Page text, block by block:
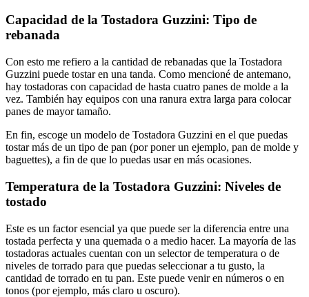
Capacidad de la Tostadora Guzzini: Tipo de
rebanada
Con esto me refiero a la cantidad de rebanadas que la Tostadora
Guzzini puede tostar en una tanda. Como mencioné de antemano,
hay tostadoras con capacidad de hasta cuatro panes de molde a la
vez. También hay equipos con una ranura extra larga para colocar
panes de mayor tamaño.
En fin, escoge un modelo de Tostadora Guzzini en el que puedas
tostar más de un tipo de pan (por poner un ejemplo, pan de molde y
baguettes), a fin de que lo puedas usar en más ocasiones.
Temperatura de la Tostadora Guzzini: Niveles de
tostado
Este es un factor esencial ya que puede ser la diferencia entre una
tostada perfecta y una quemada o a medio hacer. La mayoría de las
tostadoras actuales cuentan con un selector de temperatura o de
niveles de torrado para que puedas seleccionar a tu gusto, la
cantidad de torrado en tu pan. Este puede venir en números o en
tonos (por ejemplo, más claro u oscuro).